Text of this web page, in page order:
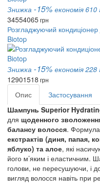
Знижка -15% економія 610
34554065грн
Розгладжуючий
Biotop
Знижка -15% економія 228
12901518 грн
Опис Застосування
Шампунь Superior
для щоденного
балансу волосся. Формула
екстрактів (диня, папая,
яблуко) та алое, які
його м’яким і еластичним.
голови, не пересушуючи, і
вигляд волосся навіть при